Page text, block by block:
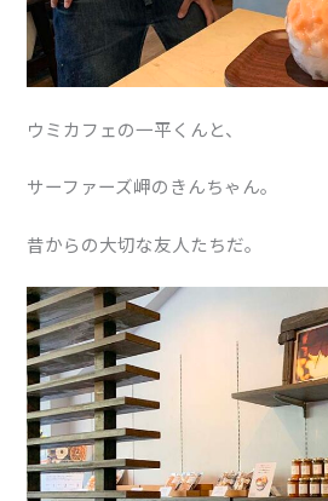
ウミカフェの一平くんと、
サーファーズ岬のきんちゃん。
昔からの大切な友人たちだ。